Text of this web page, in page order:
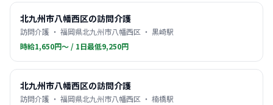
北九州市八幡西区の訪問介護
訪問介護 ・ 福岡県北九州市八幡西区 ・ 黒崎駅
時給1,650円〜 / 1日最低9,250円
北九州市八幡西区の訪問介護
訪問介護 ・ 福岡県北九州市八幡西区 ・ 楠橋駅